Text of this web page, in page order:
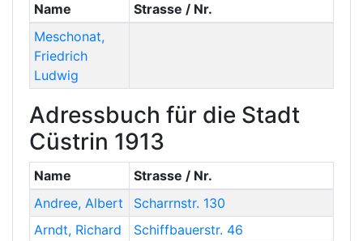
Name
Strasse / Nr.
Meschonat,
Friedrich
Ludwig
Adressbuch für die Stadt
Cüstrin 1913
Name
Strasse / Nr.
Andree, Albert
Scharrnstr. 130
Arndt, Richard
Schiffbauerstr. 46